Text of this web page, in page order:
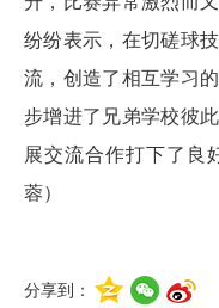
纷纷表示，在切磋球
流，创造了相互学习
步增进了兄弟学校彼
展交流合作打下了良
蓉）
分享到：